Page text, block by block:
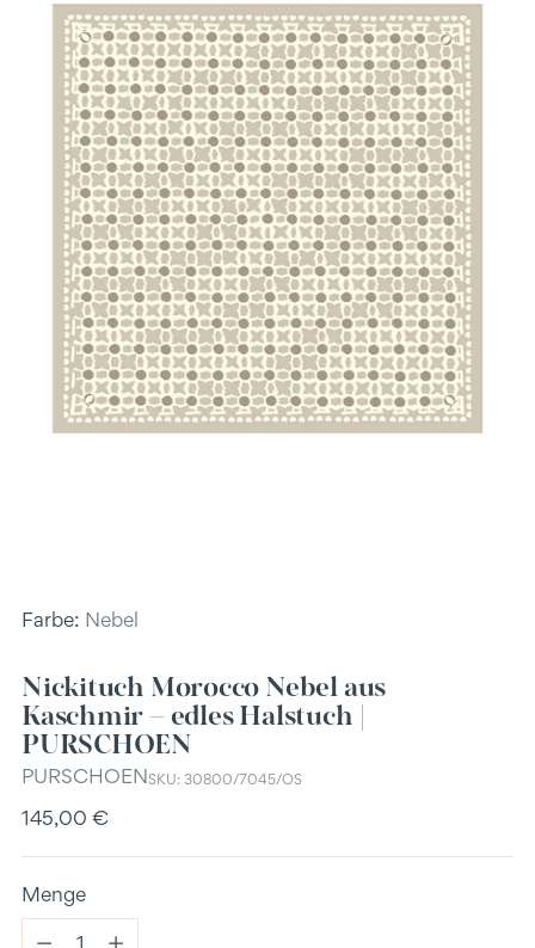
Farbe: Nebel
Nickituch Morocco Nebel aus
Kaschmir – edles Halstuch |
PURSCHOEN
PURSCHOENSKU: 30800/7045/OS
Regulärer
145,00 €
Menge
Menge